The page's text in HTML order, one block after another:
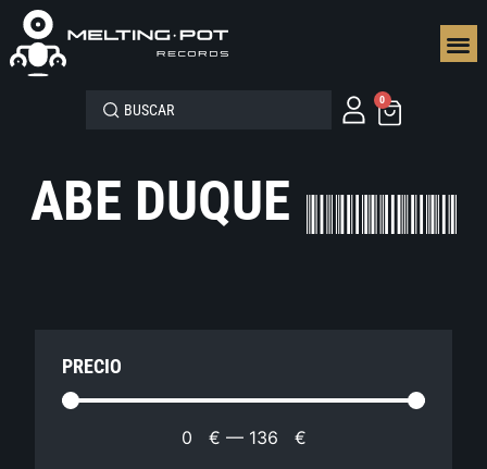
0
ABE DUQUE
PRECIO
0 € — 136 €